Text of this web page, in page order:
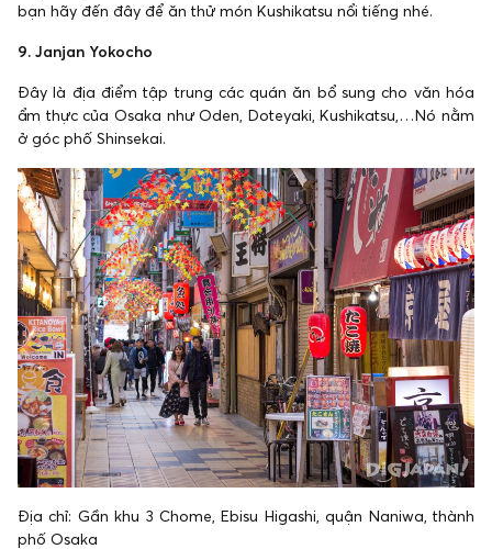
bạn hãy đến đây để ăn thử món Kushikatsu nổi tiếng nhé.
9. Janjan Yokocho
Đây là địa điểm tập trung các quán ăn bổ sung cho văn hóa
ẩm thực của Osaka như Oden, Doteyaki, Kushikatsu,…Nó nằm
ở góc phố Shinsekai.
Địa chỉ: Gần khu 3 Chome, Ebisu Higashi, quận Naniwa, thành
phố Osaka